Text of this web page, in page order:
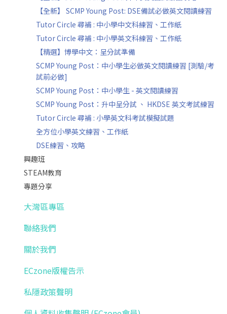
【全新】 SCMP Young Post: DSE備試必做英文閱讀練習
Tutor Circle 尋補 : 中小學中文科練習、工作紙
Tutor Circle 尋補 : 中小學英文科練習、工作紙
【精選】博學中文：呈分試準備
SCMP Young Post：中小學生必做英文閱讀練習 [測驗/考
試前必做]
SCMP Young Post：中小學生 - 英文閱讀練習
SCMP Young Post：升中呈分試 、 HKDSE 英文考試練習
Tutor Circle 尋補 : 小學英文科考試模擬試題
全方位小學英文練習、工作紙
DSE練習、攻略
興趣班
STEAM教育
專題分享
大灣區專區
聯絡我們
關於我們
ECzone版權告示
私隱政策聲明